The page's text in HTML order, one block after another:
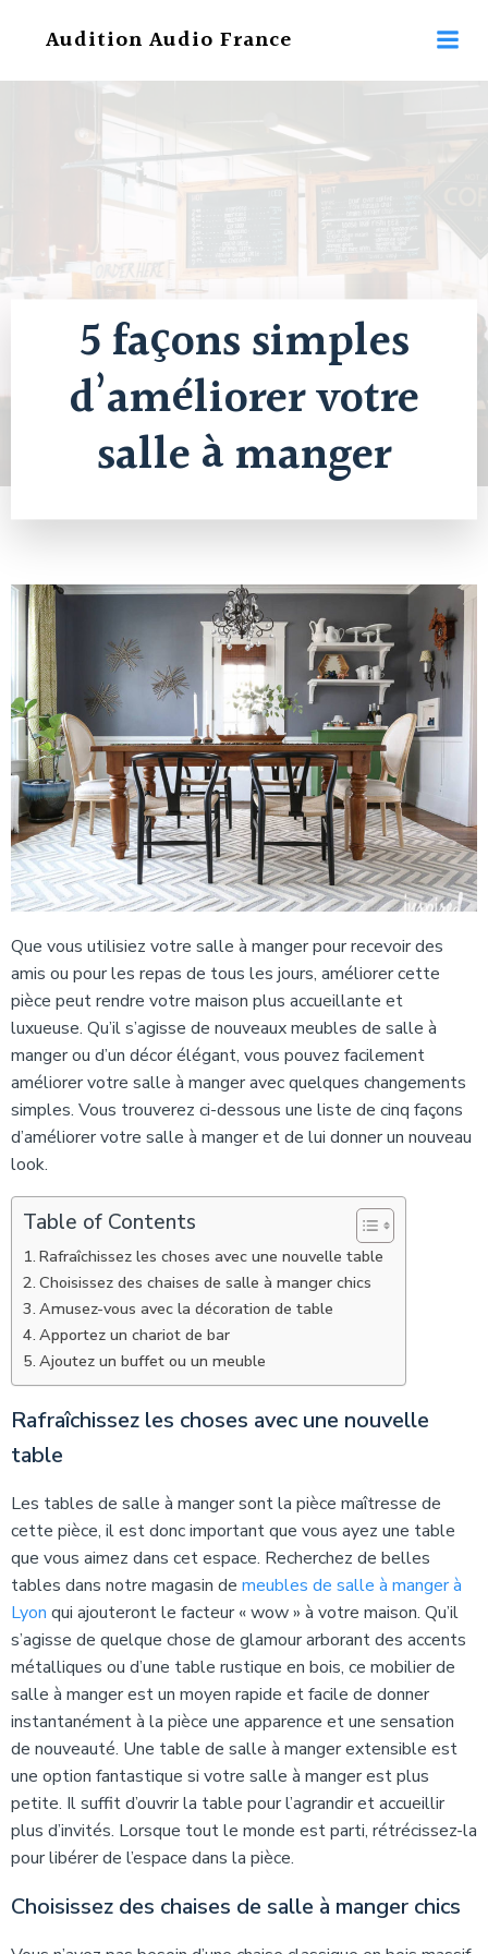
au
Audition Audio France
5 façons simples
d’améliorer votre
salle à manger
Que vous utilisiez votre salle à mangerpour recevoir des
amis ou pour les repas de tous les jours, améliorer cette
pièce peut rendre votre maison plus accueillante et
luxueuse. Qu’il s’agisse de nouveaux meubles de salle à
manger ou d’un décor élégant, vous pouvez facilement
améliorer votre salle à manger avec quelques changements
simples. Vous trouverez ci-dessous une liste de cinq façons
d’améliorer votre salle à manger et de lui donner un nouveau
look.
Table of Contents
Rafraîchissez les choses avec une nouvelle table
Choisissez des chaises de salle à manger chics
Amusez-vous avec la décoration de table
Apportez un chariot de bar
Ajoutez un buffet ou un meuble
Rafraîchissez les choses avec une nouvelle
table
Les tables de salle à manger sont la pièce maîtresse de
cette pièce, il est donc important que vous ayez une table
que vous aimez dans cet espace. Recherchez de belles
tables dans notre magasin de meubles de salle à manger à
Lyon qui ajouteront le facteur « wow » à votre maison. Qu’il
s’agisse de quelque chose de glamour arborant des accents
métalliques ou d’une table rustique en bois, ce mobilier de
salle à manger est un moyen rapide et facile de donner
instantanément à la pièce une apparence et une sensation
de nouveauté. Une table de salle à manger extensible est
une option fantastique si votre salle à manger est plus
petite. Il suffit d’ouvrir la table pour l’agrandir et accueillir
plus d’invités. Lorsque tout le monde est parti, rétrécissez-la
pour libérer de l’espace dans la pièce.
Choisissez des chaises de salle à manger chics